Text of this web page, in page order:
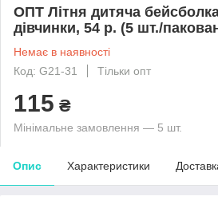
ОПТ Літня дитяча
дівчинки, 54 р. (5 шт./
Немає в наявності
Код: G21-31
Тільки опт
115 ₴
Мінімальне замовлення — 5 шт.
Опис Характеристики